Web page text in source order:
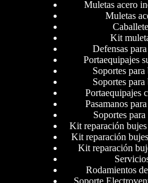
Muletas acero
Muletas
Kit
Defensas
Portaequipajes
Soportes para
Soportes para
Portaequipajes
Pasamanos
Soportes
Kit reparación
Kit reparación
Kit reparación
Rodamientos
Soporte